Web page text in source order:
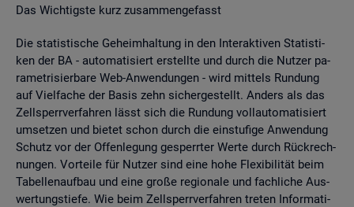
Das Wich­tigs­te kurz zu­sam­men­ge­fasst
Die sta­tis­ti­sche Ge­heim­hal­tung in den In­ter­ak­ti­ven Sta­tis­ti­
ken der BA - au­to­ma­ti­siert er­stell­te und durch die Nut­zer pa­
ra­me­tri­sier­ba­re Web-An­wen­dun­gen - wird mit­tels Run­dung
auf Viel­fa­che der Basis zehn si­cher­ge­stellt. An­ders als das
Zell­sperr­ver­fah­ren lässt sich die Run­dung voll­au­to­ma­ti­siert
um­set­zen und bie­tet schon durch die ein­stu­fi­ge An­wen­dung
Schutz vor der Of­fen­le­gung ge­sperr­ter Werte durch Rück­rech­
nun­gen. Vor­tei­le für Nut­zer sind eine hohe Fle­xi­bi­li­tät beim
Ta­bel­len­auf­bau und eine große re­gio­na­le und fach­li­che Aus­
wer­tungs­tie­fe. Wie beim Zell­sperr­ver­fah­ren tre­ten In­for­ma­ti­